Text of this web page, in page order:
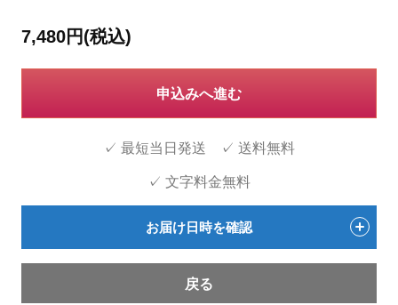
7,480円(税込)
申込みへ進む
✓ 最短当日発送 ✓ 送料無料
✓ 文字料金無料
お届け日時を確認
戻る